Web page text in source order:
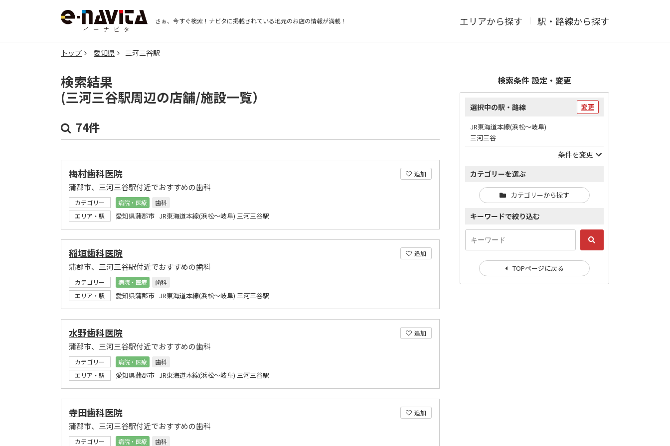
さぁ、今すぐ検索！ ナビタに掲載されている地元のお店の情報が満載！ エリアから探す 駅・路線から探す
トップ 愛知県 三河三谷駅
検索結果
(三河三谷駅周辺の店舗/施設一覧）
74件
追加
梅村歯科医院
蒲郡市、三河三谷駅付近でおすすめの歯科
カテゴリー 病院・医療
歯科
エリア・駅
愛知県蒲郡市 JR東海道本線(浜松～岐阜) 三河三谷駅
追加
稲垣歯科医院
蒲郡市、三河三谷駅付近でおすすめの歯科
カテゴリー 病院・医療
歯科
エリア・駅
愛知県蒲郡市 JR東海道本線(浜松～岐阜) 三河三谷駅
追加
水野歯科医院
蒲郡市、三河三谷駅付近でおすすめの歯科
カテゴリー 病院・医療
歯科
エリア・駅
愛知県蒲郡市 JR東海道本線(浜松～岐阜) 三河三谷駅
追加
寺田歯科医院
蒲郡市、三河三谷駅付近でおすすめの歯科
カテゴリー 病院・医療
歯科
検索条件 設定・変更
選択中の駅・路線 変更
JR東海道本線(浜松～岐阜)
三河三谷
条件を変更
カテゴリーを選ぶ
カテゴリーから探す
キーワードで絞り込む
TOPページに戻る